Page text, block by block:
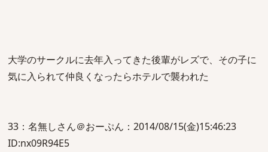
大学のサークルに去年入ってきた後輩がレズで、その子に
気に入られて仲良くなったらホテルで襲われた
33：名無しさん＠おーぷん：2014/08/15(金)15:46:23
ID:nx09R94E5